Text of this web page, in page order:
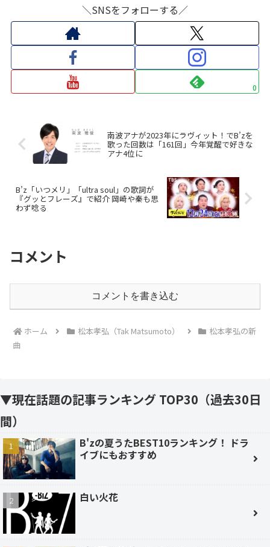
＼SNSをフォローする／
0
南波アナが2023年にラヴィット！でB’zを
歌った回数は「161回」今年覚醒で好きな
アナ4位に
B’z「いつメリ」「ultra soul」の歌詞が
『グッとフレーズ』で紹介 岡崎や秦も思
わず唸る
コメント
コメントを書き込む
ホーム 松本孝弘（Tak Matsumoto）
松本孝弘の新
曲
▼現在話題の記事ランキング TOP30（過去30日
間）
B'zの夏うたBEST10ランキング！ ドラ
イブにもおすすめ
白い火花